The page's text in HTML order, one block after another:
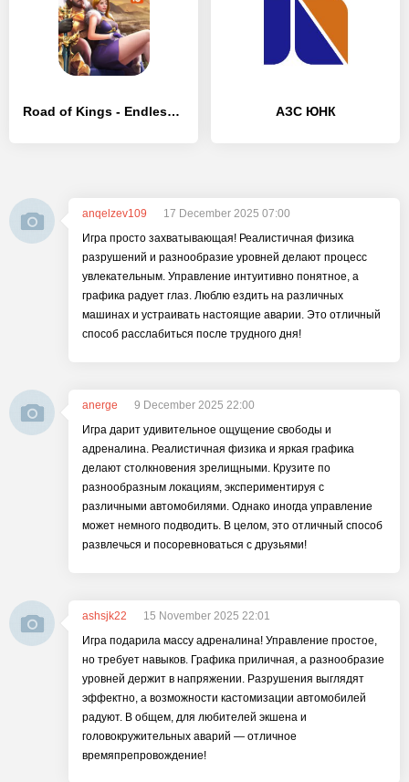
Road of Kings - Endless Glory - [MOD Много денег] АЗС ЮНК
anqelzev109
17 December 2025 07:00
Игра просто захватывающая! Реалистичная физика
разрушений и разнообразие уровней делают процесс
увлекательным. Управление интуитивно понятное, а
графика радует глаз. Люблю ездить на различных
машинах и устраивать настоящие аварии. Это отличный
способ расслабиться после трудного дня!
anerge
9 December 2025 22:00
Игра дарит удивительное ощущение свободы и
адреналина. Реалистичная физика и яркая графика
делают столкновения зрелищными. Крузите по
разнообразным локациям, экспериментируя с
различными автомобилями. Однако иногда управление
может немного подводить. В целом, это отличный способ
развлечься и посоревноваться с друзьями!
ashsjk22
15 November 2025 22:01
Игра подарила массу адреналина! Управление простое,
но требует навыков. Графика приличная, а разнообразие
уровней держит в напряжении. Разрушения выглядят
эффектно, а возможности кастомизации автомобилей
радуют. В общем, для любителей экшена и
головокружительных аварий — отличное
времяпрепровождение!